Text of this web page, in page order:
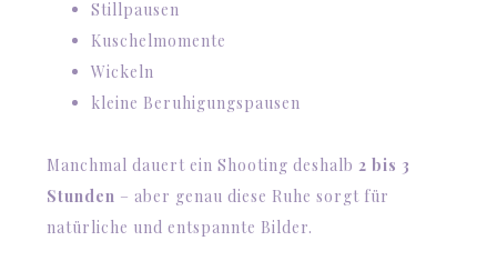
Stillpausen
Kuschelmomente
Wickeln
kleine Beruhigungspausen
Manchmal dauert ein Shooting deshalb 2 bis 3
Stunden – aber genau diese Ruhe sorgt für
natürliche und entspannte Bilder.